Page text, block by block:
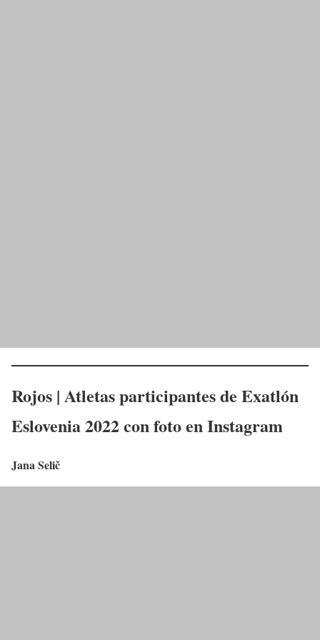
Rojos | Atletas participantes de Exatlón
Eslovenia 2022 con foto en Instagram
Jana Selič